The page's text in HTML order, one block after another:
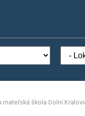
mateřská škola Dolní